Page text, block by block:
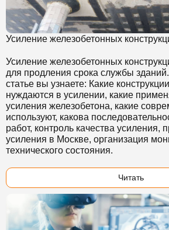
Усиление железобетонных
Усиление железобетонных
для продления срока службы
статье вы узнаете: Какие
нуждаются в усилении, какие
усиления железобетона, какие
используют, какова
работ, контроль качества усиления,
усиления в Москве, организация
технического состояния.
Читать